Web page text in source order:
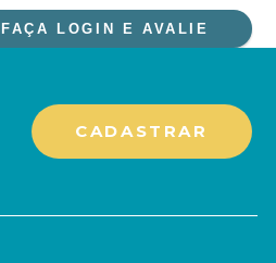
FAÇA LOGIN E AVALIE